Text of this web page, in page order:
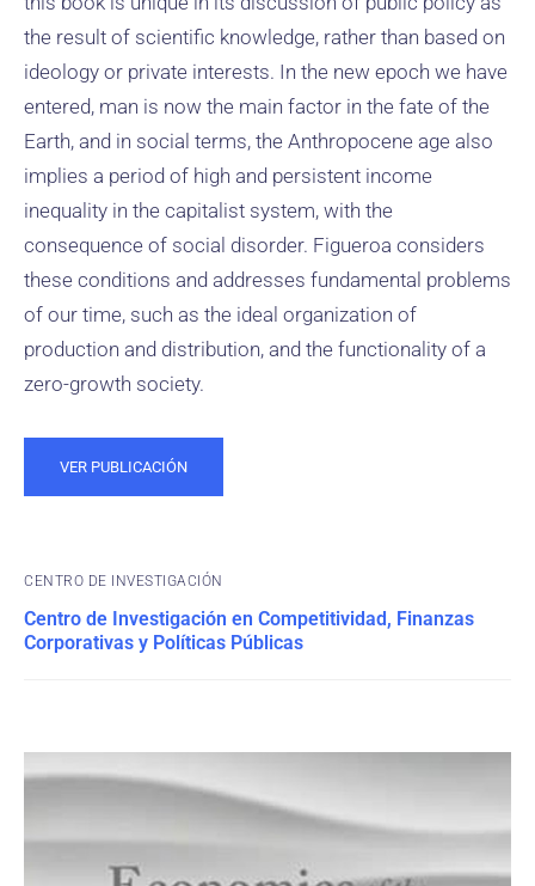
the result of scientific knowledge, rather than based on
ideology or private interests. In the new epoch we have
entered, man is now the main factor in the fate of the
Earth, and in social terms, the Anthropocene age also
implies a period of high and persistent income
inequality in the capitalist system, with the
consequence of social disorder. Figueroa considers
these conditions and addresses fundamental problems
of our time, such as the ideal organization of
production and distribution, and the functionality of a
zero-growth society.
VER PUBLICACIÓN
CENTRO DE INVESTIGACIÓN
Centro de Investigación en Competitividad, Finanzas
Corporativas y Políticas Públicas